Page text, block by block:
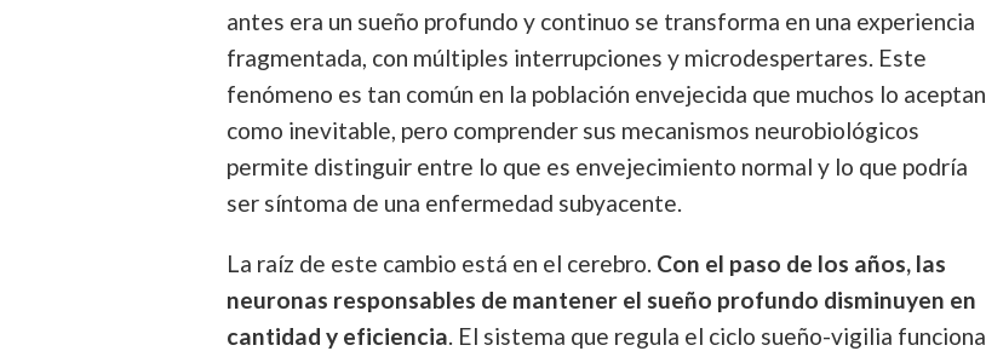
antes era un sueño profundo y continuo se transforma en una experiencia
fragmentada, con múltiples interrupciones y microdespertares. Este
fenómeno es tan común en la población envejecida que muchos lo aceptan
como inevitable, pero comprender sus mecanismos neurobiológicos
permite distinguir entre lo que es envejecimiento normal y lo que podría
ser síntoma de una enfermedad subyacente.
La raíz de este cambio está en el cerebro. Con el paso de los años, las
neuronas responsables de mantener el sueño profundo disminuyen en
cantidad y eficiencia. El sistema que regula el ciclo sueño-vigilia funciona